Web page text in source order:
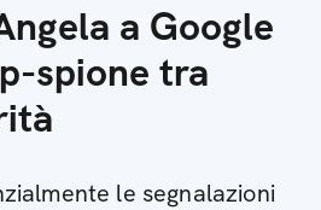
a Google
spione tra
le segnalazioni